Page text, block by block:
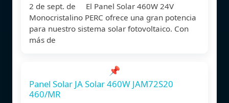
2 de sept. de El Panel Solar 460W 24V
Monocristalino PERC ofrece una gran potencia
para nuestro sistema solar fotovoltaico. Con
más de
📌
Panel Solar JA Solar 460W JAM72S20
460/MR